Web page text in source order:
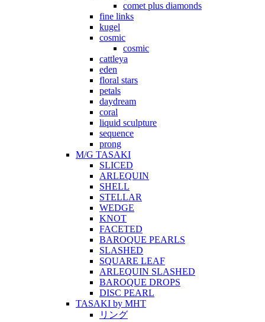
comet plus diamonds
fine links
kugel
cosmic
cosmic
cattleya
eden
floral stars
petals
daydream
coral
liquid sculpture
sequence
prong
M/G TASAKI
SLICED
ARLEQUIN
SHELL
STELLAR
WEDGE
KNOT
FACETED
BAROQUE PEARLS
SLASHED
SQUARE LEAF
ARLEQUIN SLASHED
BAROQUE DROPS
DISC PEARL
TASAKI by MHT
リング